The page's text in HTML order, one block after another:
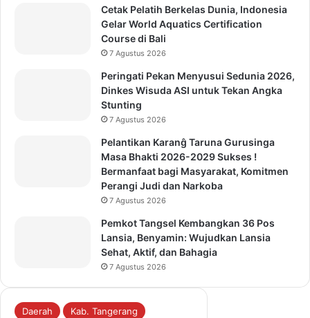
Cetak Pelatih Berkelas Dunia, Indonesia
Gelar World Aquatics Certification
Course di Bali
7 Agustus 2026
Peringati Pekan Menyusui Sedunia 2026,
Dinkes Wisuda ASI untuk Tekan Angka
Stunting
7 Agustus 2026
Pelantikan Karanĝ Taruna Gurusinga
Masa Bhakti 2026-2029 Sukses !
Bermanfaat bagi Masyarakat, Komitmen
Perangi Judi dan Narkoba
7 Agustus 2026
Pemkot Tangsel Kembangkan 36 Pos
Lansia, Benyamin: Wujudkan Lansia
Sehat, Aktif, dan Bahagia
7 Agustus 2026